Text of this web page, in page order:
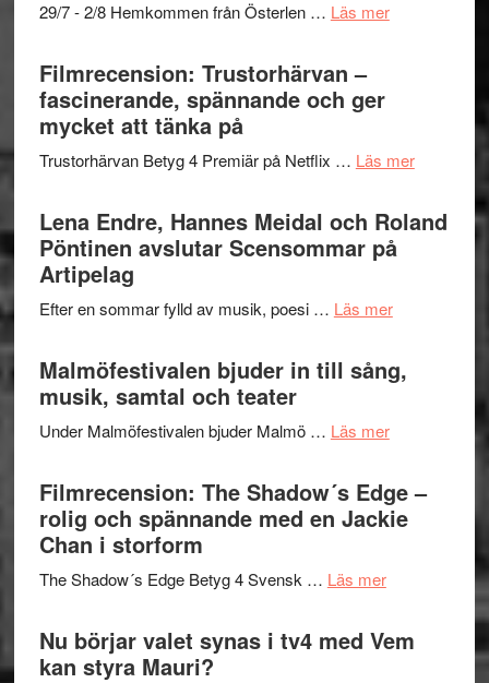
en
hjärtevarm
29/7 - 2/8 Hemkommen från Österlen … Läs merom
–
Delvis
bortom
terräng
Filmrecension: Trustorhärvan –
fascinerande, spännande och ger
mycket att tänka på
Trustorhärvan Betyg 4 Premiär på Netflix … Läs merom
–
Lena Endre, Hannes Meidal och Roland
Pöntinen avslutar Scensommar på
Artipelag
Efter en sommar fylld av musik, poesi … Läs merom
Hannes
Pöntinen
avslutar
Malmöfestivalen bjuder in till sång,
musik, samtal och teater
Under Malmöfestivalen bjuder Malmö … Läs merom
in
till
och
Filmrecension: The Shadow´s Edge –
rolig och spännande med en Jackie
Chan i storform
The Shadow´s Edge Betyg 4 Svensk … Läs merom
Shadow
Nu börjar valet synas i tv4 med Vem
kan styra Mauri?